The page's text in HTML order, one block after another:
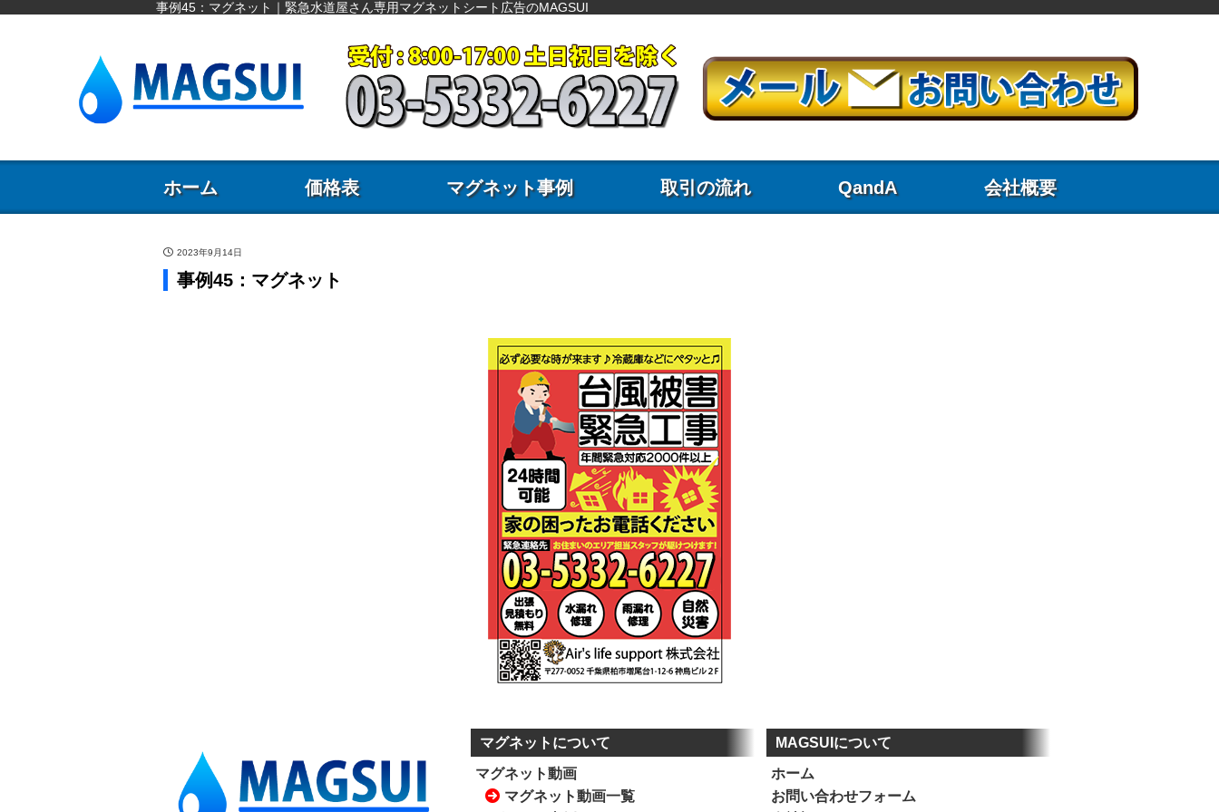
事例45：マグネット｜緊急水道屋さん専用マグネットシート広告のMAGSUI
ホーム 価格表 マグネット事例 取引の流れ QandA 会社概要
2023年9月14日
事例45：マグネット
マグネットについて
マグネット動画
マグネット動画一覧
MAGSUIについて
ホーム
お問い合わせフォーム